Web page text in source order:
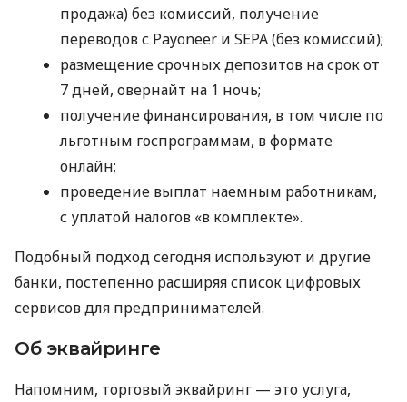
продажа) без комиссий, получение
переводов с Payoneer и SEPA (без комиссий);
размещение срочных депозитов на срок от
7 дней, овернайт на 1 ночь;
получение финансирования, в том числе по
льготным госпрограммам, в формате
онлайн;
проведение выплат наемным работникам,
с уплатой налогов «в комплекте».
Подобный подход сегодня используют и другие
банки, постепенно расширяя список цифровых
сервисов для предпринимателей.
Об эквайринге
Напомним, торговый эквайринг — это услуга,